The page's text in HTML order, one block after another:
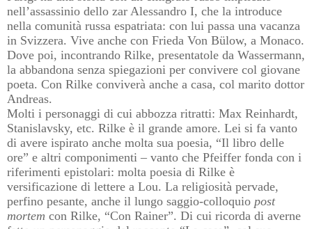
nell’assassinio dello zar Alessandro I, che la introduce
nella comunità russa espatriata: con lui passa una vacanza
in Svizzera. Vive anche con Frieda Von Bülow, a Monaco.
Dove poi, incontrando Rilke, presentatole da Wassermann,
la abbandona senza spiegazioni per convivere col giovane
poeta. Con Rilke conviverà anche a casa, col marito dottor
Andreas.
Molti i personaggi di cui abbozza ritratti: Max Reinhardt,
Stanislavsky, etc. Rilke è il grande amore. Lei si fa vanto
di avere ispirato anche molta sua poesia, “Il libro delle
ore” e altri componimenti – vanto che Pfeiffer fonda con i
riferimenti epistolari: molta poesia di Rilke è
versificazione di lettere a Lou. La religiosità pervade,
perfino pesante, anche il lungo saggio-colloquio post
mortem con Rilke, “Con Rainer”. Di cui ricorda di averne